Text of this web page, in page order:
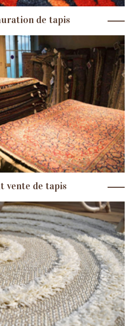
de tapis
vente de tapis